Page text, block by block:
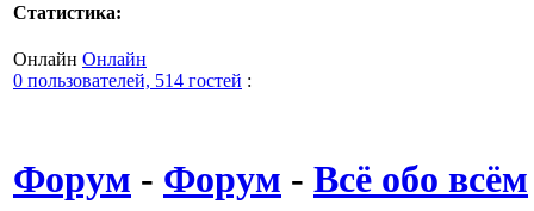
Статистика:
Онлайн Онлайн
0 пользователей, 514 гостей :
Форум - Форум - Всё обо всём